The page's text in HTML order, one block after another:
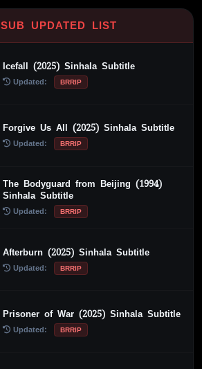
SUB UPDATED LIST
Icefall (2025) Sinhala Subtitle
Updated: BRRIP
Forgive Us All (2025) Sinhala Subtitle
Updated: BRRIP
The Bodyguard from Beijing (1994)
Sinhala Subtitle
Updated: BRRIP
Afterburn (2025) Sinhala Subtitle
Updated: BRRIP
Prisoner of War (2025) Sinhala Subtitle
Updated: BRRIP